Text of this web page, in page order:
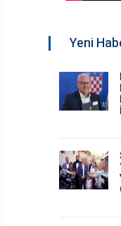
Yeni